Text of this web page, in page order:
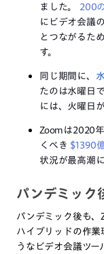
ました。
200
にビデオ会議
とつながるた
す。
同じ期間に、
たのは水曜日
には、火曜日
Zoomは2020
くべき $1390
状況が最高潮
パンデミック
パンデミック後も
ハイブリッドの作
うなビデオ会議ツ